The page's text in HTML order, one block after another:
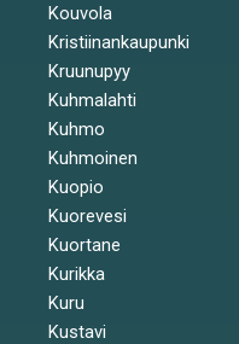
Kouvola
Kristiinankaupunki
Kruunupyy
Kuhmalahti
Kuhmo
Kuhmoinen
Kuopio
Kuorevesi
Kuortane
Kurikka
Kuru
Kustavi